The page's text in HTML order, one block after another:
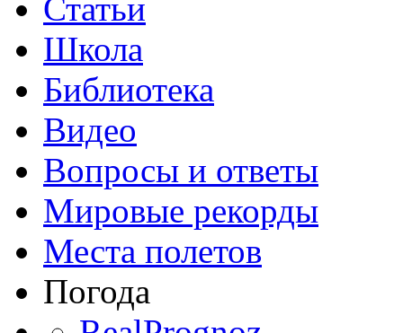
Статьи
Школа
Библиотека
Видео
Вопросы и ответы
Мировые рекорды
Места полетов
Погода